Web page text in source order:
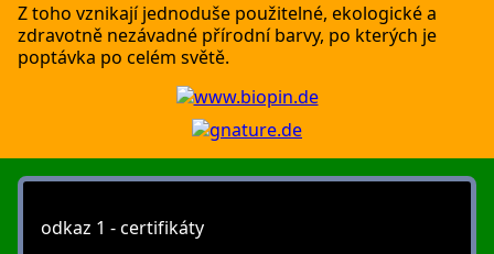
Z toho vznikají jednoduše použitelné, ekologické a
zdravotně nezávadné přírodní barvy, po kterých je
poptávka po celém světě.
odkaz 1 - certifikáty